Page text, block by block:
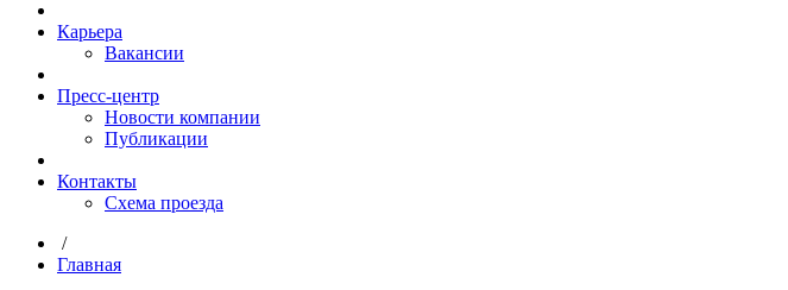
Карьера
Вакансии
Пресс-центр
Новости компании
Публикации
Контакты
Схема проезда
/
Главная